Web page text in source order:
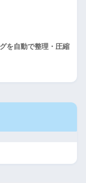
を自動で整理・圧縮